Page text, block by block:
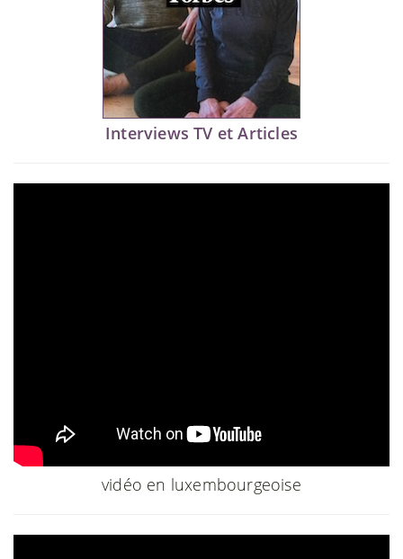
Interviews TV et Articles
vidéo en luxembourgeoise